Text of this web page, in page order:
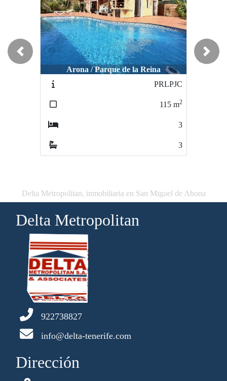
Arona / Parque de la Reina
San Miguel de Abona / Amarilla Golf
NVMD
69m2
2
2
Previous Next
Delta Metropolitan, inmobiliaria en San Miguel de Abona
Delta Metropolitan
922738827
info@delta-tenerife.com
Dirección